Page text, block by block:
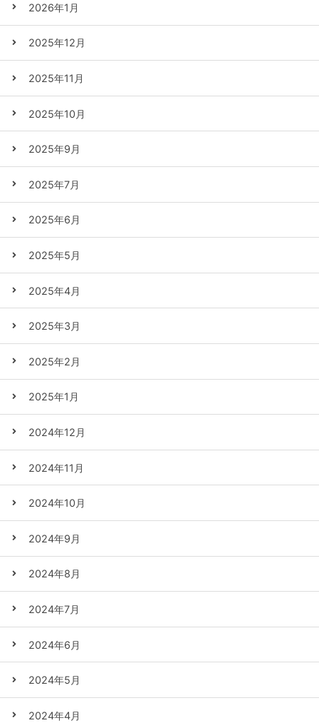
2026年1月
2025年12月
2025年11月
2025年10月
2025年9月
2025年7月
2025年6月
2025年5月
2025年4月
2025年3月
2025年2月
2025年1月
2024年12月
2024年11月
2024年10月
2024年9月
2024年8月
2024年7月
2024年6月
2024年5月
2024年4月